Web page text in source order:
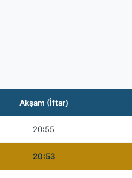
Akşam (İftar)
20:55
20:53